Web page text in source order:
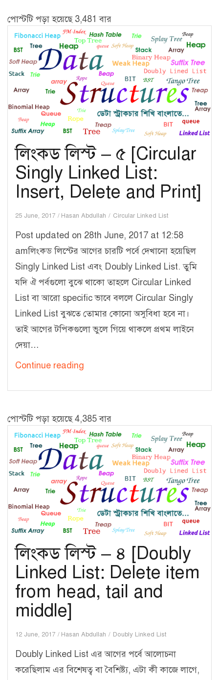
৬
[Circular
Doubly
Linked
List:
Insert,
Delete
and
Print]
পোস্টটি পড়া হয়েছে 3,481 বার
লিংকড লিস্ট – ৫ [Circular
Singly Linked List:
Insert, Delete and Print]
25 June, 2017 Hasan Abdullah Circular Linked List
Post updated on 28th June, 2017 at 12:58
amলিংকড লিস্টের আগের চারটি পর্বে দেখানো হয়েছিল
Singly Linked List এবং Doubly Linked List. তুমি
যদি ঐ পর্বগুলো বুঝে থাকো তাহলে Circular Linked
List বা আরো specific ভাবে বললে Circular Singly
Linked List বুঝতে তোমার কোনো অসুবিধা হবে না।
তাই আগের টপিকগুলো ভুলে গিয়ে থাকলে প্রথম লাইনে
দেয়া…
Continue reading
[Circular
Singly
Linked
List:
Insert,
Delete
and
Print]
পোস্টটি পড়া হয়েছে 4,385 বার
লিংকড লিস্ট – ৪ [Doubly
Linked List: Delete item
from head, tail and
middle]
12 June, 2017 Hasan Abdullah Doubly Linked List
Doubly Linked List এর আগের পর্বে আলোচনা
করেছিলাম এর বিশেষত্ব বা বৈশিষ্ট্য, এটা কী কাজে লাগে,